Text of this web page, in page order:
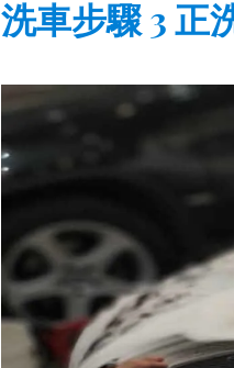
洗車步驟 3 正